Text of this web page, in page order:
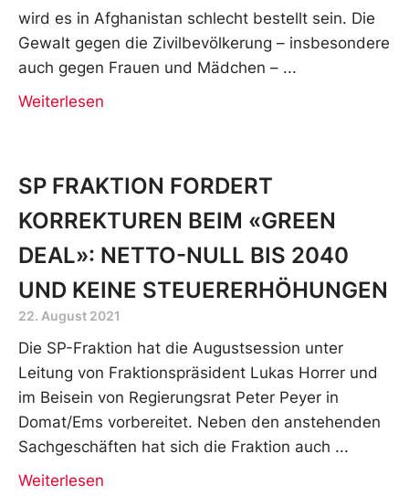
wird es in Afghanistan schlecht bestellt sein. Die
Gewalt gegen die Zivilbevölkerung – insbesondere
auch gegen Frauen und Mädchen –
Weiterlesen
SP FRAKTION FORDERT
KORREKTUREN BEIM «GREEN
DEAL»: NETTO-NULL BIS 2040
UND KEINE STEUERERHÖHUNGEN
22. August 2021
Die SP-Fraktion hat die Augustsession unter
Leitung von Fraktionspräsident Lukas Horrer und
im Beisein von Regierungsrat Peter Peyer in
Domat/Ems vorbereitet. Neben den anstehenden
Sachgeschäften hat sich die Fraktion auch
Weiterlesen